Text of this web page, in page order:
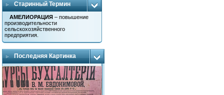
Старинный Термин
АМЕЛИОРАЦИЯ – повышение
производительности
сельскохозяйственного
предприятия.
Последняя Картинка